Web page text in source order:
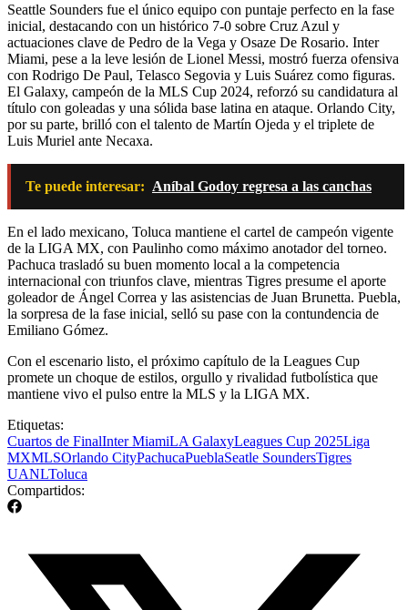
Seattle Sounders fue el único equipo con puntaje perfecto en la fase
inicial, destacando con un histórico 7-0 sobre Cruz Azul y
actuaciones clave de Pedro de la Vega y Osaze De Rosario. Inter
Miami, pese a la leve lesión de Lionel Messi, mostró fuerza ofensiva
con Rodrigo De Paul, Telasco Segovia y Luis Suárez como figuras.
El Galaxy, campeón de la MLS Cup 2024, reforzó su candidatura al
título con goleadas y una sólida base latina en ataque. Orlando City,
por su parte, brilló con el talento de Martín Ojeda y el triplete de
Luis Muriel ante Necaxa.
Te puede interesar: Aníbal Godoy regresa a las canchas
En el lado mexicano, Toluca mantiene el cartel de campeón vigente
de la LIGA MX, con Paulinho como máximo anotador del torneo.
Pachuca trasladó su buen momento local a la competencia
internacional con triunfos clave, mientras Tigres presume el aporte
goleador de Ángel Correa y las asistencias de Juan Brunetta. Puebla,
la sorpresa de la fase inicial, selló su pase con la contundencia de
Emiliano Gómez.
Con el escenario listo, el próximo capítulo de la Leagues Cup
promete un choque de estilos, orgullo y rivalidad futbolística que
mantiene vivo el pulso entre la MLS y la LIGA MX.
Etiquetas:
Cuartos de FinalInter MiamiLA GalaxyLeagues Cup 2025Liga
MXMLSOrlando CityPachucaPueblaSeatle SoundersTigres
UANLToluca
Compartidos: